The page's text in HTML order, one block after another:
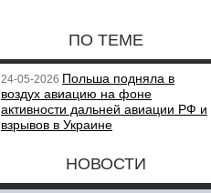
ПО ТЕМЕ
24-05-2026 Польша подняла в
воздух авиацию на фоне
активности дальней авиации РФ и
взрывов в Украине
НОВОСТИ